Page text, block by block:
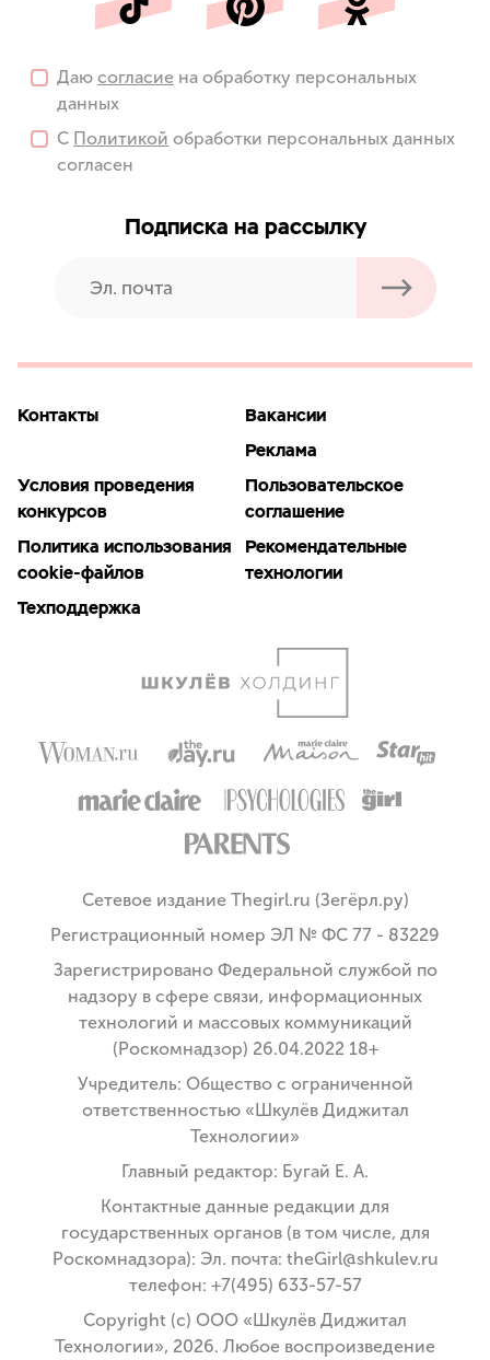
Даю согласие на обработку персональных
данных
С Политикой обработки персональных данных
согласен
Подписка на рассылку
Контакты
Вакансии
Реклама
Условия проведения
конкурсов
Пользовательское
соглашение
Политика использования
cookie-файлов
Рекомендательные
технологии
Техподдержка
Сетевое издание Thegirl.ru (Зегёрл.ру)
Регистрационный номер ЭЛ № ФС 77 - 83229
Зарегистрировано Федеральной службой по
надзору в сфере связи, информационных
технологий и массовых коммуникаций
(Роскомнадзор) 26.04.2022 18+
Учредитель: Общество с ограниченной
ответственностью «Шкулёв Диджитал
Технологии»
Главный редактор: Бугай Е. А.
Контактные данные редакции для
государственных органов (в том числе, для
Роскомнадзора): Эл. почта: theGirl@shkulev.ru
телефон: +7(495) 633-57-57
Copyright (с) ООО «Шкулёв Диджитал
Технологии», 2026. Любое воспроизведение